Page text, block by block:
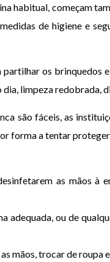
habitual, começam
de higiene e
partilhar os
dia, limpeza redobrada,
são fáceis, as
forma a tentar
as mãos à
adequada, ou de
mãos, trocar de roupa